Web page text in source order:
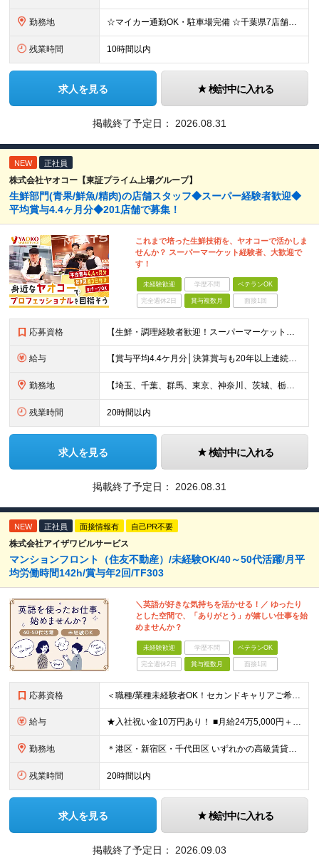
勤務地 ☆マイカー通勤OK・駐車場完備 ☆千葉県7店舗で募集 ☆2026年新店舗立ち上げ店舗あり ☆転勤なし 本社、もしくは以下店舗での勤務になります。 【本社】 千葉県印旛郡酒々井町本佐倉457-2
残業時間 10時間以内
求人を見る 検討中に入れる
掲載終了予定日： 2026.08.31
NEW 正社員
株式会社ヤオコー【東証プライム上場グループ】
生鮮部門(青果/鮮魚/精肉)の店舗スタッフ◆スーパー経験者歓迎◆
平均賞与4.4ヶ月分◆201店舗で募集！
これまで培った生鮮技術を、ヤオコーで活かしま
せんか？ スーパーマーケット経験者、大歓迎で
す！
未経験歓迎 学歴不問 ベテランOK
完全週休2日 賞与複数月 面接1回
応募資格 【生鮮・調理経験者歓迎！スーパーマーケット経験者は特に歓迎します◎】 ◆高卒以上 ◆いずれかのご経験をお持ちの方 ・スーパーの生鮮売場（鮮魚・精肉・青果）での勤務経験がある方 ・鮮魚専門店や精肉専門店
給与 【賞与平均4.4ケ月分│決算賞与も20年以上連続で支給中！】 ◆月給：258,400円～418,000円＋残業代＋各種手当 ※給与は前職での経験、スキルを考慮し、決定します ※残業代は全額支給します
勤務地 【埼玉、千葉、群馬、東京、神奈川、茨城、栃木の各店舗で積極採用中！U・Iターン歓迎】 【群馬県】 安中/伊勢崎/太田/桐生/高崎/館林/富岡/ 中之条/藤岡/前橋 【茨城県】 古河/取手/竜ヶ崎
残業時間 20時間以内
求人を見る 検討中に入れる
掲載終了予定日： 2026.08.31
NEW 正社員 面接情報有 自己PR不要
株式会社アイザワビルサービス
マンションフロント（住友不動産）/未経験OK/40～50代活躍/月平
均労働時間142h/賞与年2回/TF303
＼英語が好きな気持ちを活かせる！／ ゆったり
とした空間で、「ありがとう」が嬉しい仕事を始
めませんか？
未経験歓迎 学歴不問 ベテランOK
完全週休2日 賞与複数月 面接1回
応募資格 ＜職種/業種未経験者OK！セカンドキャリアご希望の方も大歓迎！＞ ■高卒以上 ■英語が好きな方・抵抗がない方 ■60歳未満の方(定年年齢による理由) ＜面接は相互理解を大切にしています＞ 緊張して上
給与 ★入社祝い金10万円あり！ ■月給24万5,000円＋賞与年2回(2カ月/2025年実績)＋時間外手当＋資格手当＋交通費 ※一律英会話手当（2万円）を含みます ※給与は経験・能力等を考慮して決定し
勤務地 ＊港区・新宿区・千代田区 いずれかの高級賃貸マンションにて勤務 ◇港区南麻布エリア ◇新宿区エリア ◇千代田区エリア ★竣工するマンション（南青山）でのオープニング募集もあります！ 【本社】 東
残業時間 20時間以内
求人を見る 検討中に入れる
掲載終了予定日： 2026.09.03